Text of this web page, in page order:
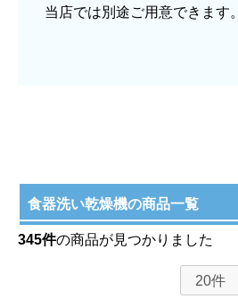
当店では別途ご用意できます。
食器洗い乾燥機の商品一覧
345件の商品が見つかりました